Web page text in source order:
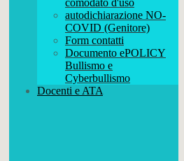
comodato d'uso
autodichiarazione NO-
COVID (Genitore)
Form contatti
Documento ePOLICY
Bullismo e
Cyberbullismo
Docenti e ATA